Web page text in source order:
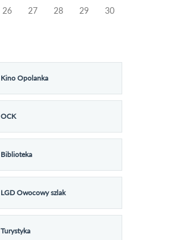
26 27 28 29 30
Kino Opolanka
OCK
Biblioteka
LGD Owocowy szlak
Turystyka